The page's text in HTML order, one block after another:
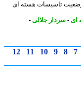
تاسیسات هسته ای
سردار جلالی-
8
9
10
11
12